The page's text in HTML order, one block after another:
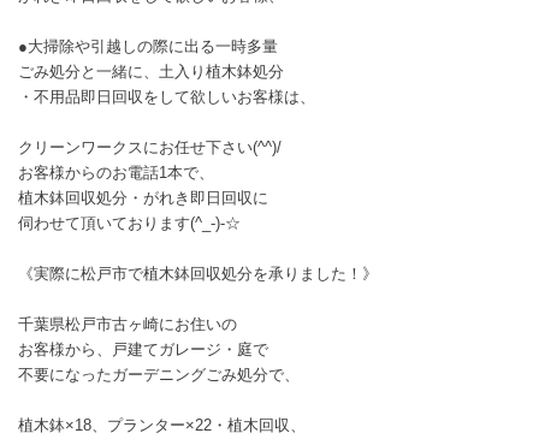
●大掃除や引越しの際に出る一時多量
ごみ処分と一緒に、土入り植木鉢処分
・不用品即日回収をして欲しいお客様は、
クリーンワークスにお任せ下さい(^^)/
お客様からのお電話1本で、
植木鉢回収処分・がれき即日回収に
伺わせて頂いております(^_-)-☆
《実際に松戸市で植木鉢回収処分を承りました！》
千葉県松戸市古ヶ崎にお住いの
お客様から、戸建てガレージ・庭で
不要になったガーデニングごみ処分で、
植木鉢×18、プランター×22・植木回収、